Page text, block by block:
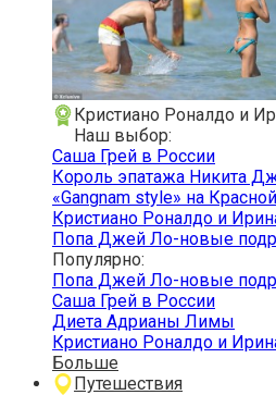
Кристиано Роналдо и
Наш выбор:
Саша Грей в России
Король эпатажа Никита
«Gangnam style» на
Кристиано Роналдо и
Попа Джей Ло-новые
Популярно:
Попа Джей Ло-новые
Саша Грей в России
Диета Адрианы Лимы
Кристиано Роналдо и
Больше
Путешествия